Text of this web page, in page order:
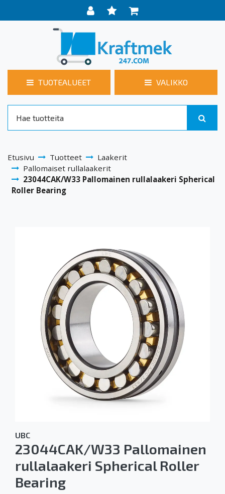
TUOTEALUEET VALIKKO
Etusivu Tuotteet
Laakerit
Pallomaiset rullalaakerit
23044CAK/W33 Pallomainen rullalaakeri Spherical
Roller Bearing
UBC
23044CAK/W33 Pallomainen
rullalaakeri Spherical Roller
Bearing